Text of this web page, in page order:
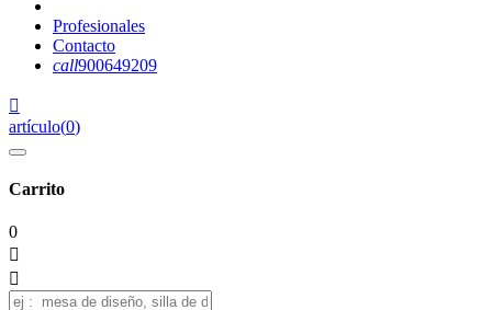
Profesionales
Contacto
call900649209

artículo(0)
Carrito
0

